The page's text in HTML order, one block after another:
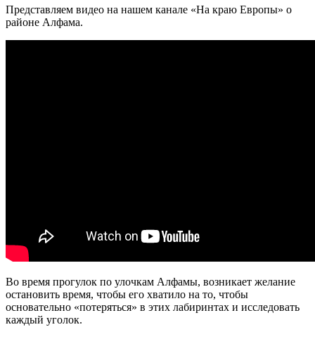
Представляем видео на нашем канале «На краю Европы» о
районе Алфама.
Во время прогулок по улочкам Алфамы, возникает желание
остановить время, чтобы его хватило на то, чтобы
основательно «потеряться» в этих лабиринтах и исследовать
каждый уголок.